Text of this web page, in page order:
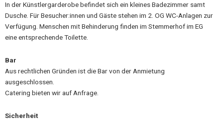
In der Künstlergarderobe befindet sich ein kleines Badezimmer samt
Dusche. Für Besucher:innen und Gäste stehen im 2. OG WC-Anlagen zur
Verfügung. Menschen mit Behinderung finden im Stemmerhof im EG
eine entsprechende Toilette.
Bar
Aus rechtlichen Gründen ist die Bar von der Anmietung
ausgeschlossen.
Catering bieten wir auf Anfrage.
Sicherheit